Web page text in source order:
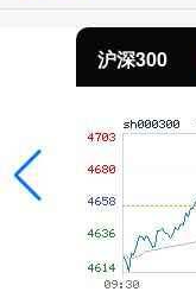
沪深300